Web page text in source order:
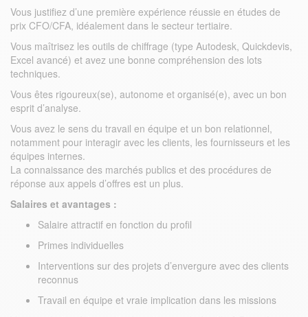
Vous justifiez d’une première expérience réussie en études de
prix CFO/CFA, idéalement dans le secteur tertiaire.
Vous maîtrisez les outils de chiffrage (type Autodesk, Quickdevis,
Excel avancé) et avez une bonne compréhension des lots
techniques.
Vous êtes rigoureux(se), autonome et organisé(e), avec un bon
esprit d’analyse.
Vous avez le sens du travail en équipe et un bon relationnel,
notamment pour interagir avec les clients, les fournisseurs et les
équipes internes.
La connaissance des marchés publics et des procédures de
réponse aux appels d’offres est un plus.
Salaires et avantages :
Salaire attractif en fonction du profil
Primes individuelles
Interventions sur des projets d’envergure avec des clients
reconnus
Travail en équipe et vraie implication dans les missions